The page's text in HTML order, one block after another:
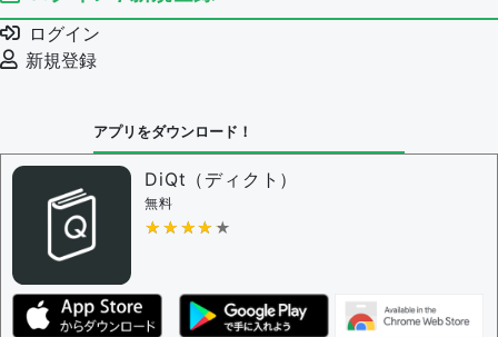
例文の削除を審査する
審査に対する投票権限を持つユーザー -
決定に必要な投票数 -
問題の編集権限を持つユーザー -すべてのユーザー
審査に対する投票権限を持つユーザー -
決定に必要な投票数 -
編集ガイドライン
ログイン
新規登録
アプリをダウンロード！
DiQt（ディクト）
無料
★★★★★
★★★★★